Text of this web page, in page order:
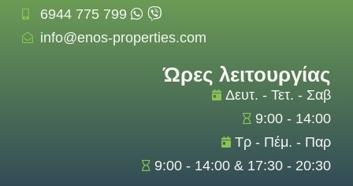
6944 775 799
info@enos-properties.com
Ώρες λειτουργίας
Δευτ. - Τετ. - Σαβ
9:00 - 14:00
Τρ - Πέμ. - Παρ
9:00 - 14:00 & 17:30 - 20:30